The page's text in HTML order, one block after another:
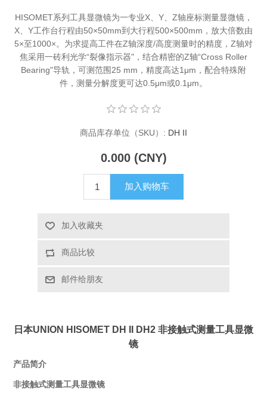
太阳模拟器
X射线类
HISOMET系列工具显微镜为一专业X、Y、Z轴座标测量显微镜，
X、Y工作台行程由50×50mm到大行程500×500mm，放大倍数由
5×至1000×。为求提高工件在Z轴深度/高度测量时的精度，Z轴对
焦采用一砖利光学“裂像指示器"，结合精密的Z轴“Cross Roller
Bearing"导轨，可测范围25 mm，精度高达1μm，配合特殊附
件，测量分解度更可达0.5μm或0.1μm。
商品库存单位（SKU）: DH II
0.000 (CNY)
加入购物车
加入收藏夹
商品比较
邮件给朋友
日本UNION HISOMET DH II DH2 非接触式测量工具显微
镜
产品简介
非接触式测量工具显微镜